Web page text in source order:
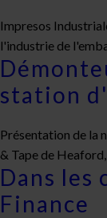
Impresos
l'industrie de
station
Présentation de la
& Tape de
Dans les
Finance